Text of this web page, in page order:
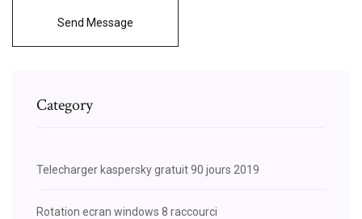
Send Message
Category
Telecharger kaspersky gratuit 90 jours 2019
Rotation ecran windows 8 raccourci